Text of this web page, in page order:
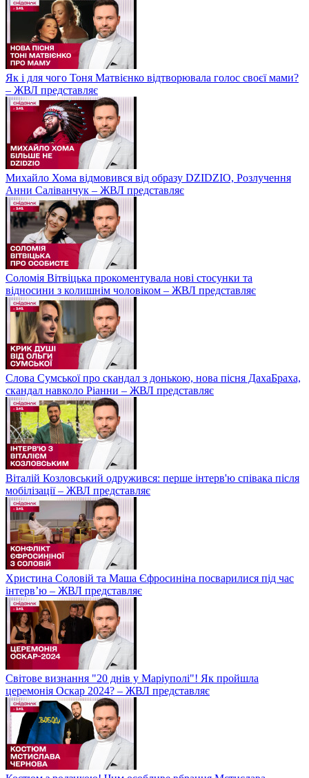
Як і для чого Тоня Матвієнко відтворювала голос своєї мами?
– ЖВЛ представляє
Михайло Хома відмовився від образу DZIDZIO, Розлучення
Анни Саліванчук – ЖВЛ представляє
Соломія Вітвіцька прокоментувала нові стосунки та
відносини з колишнім чоловіком – ЖВЛ представляє
Слова Сумської про скандал з донькою, нова пісня ДахаБраха,
скандал навколо Ріанни – ЖВЛ представляє
Віталій Козловський одружився: перше інтерв'ю співака після
мобілізації – ЖВЛ представляє
Христина Соловій та Маша Єфросиніна посварилися під час
інтерв’ю – ЖВЛ представляє
Світове визнання "20 днів у Маріуполі"! Як пройшла
церемонія Оскар 2024? – ЖВЛ представляє